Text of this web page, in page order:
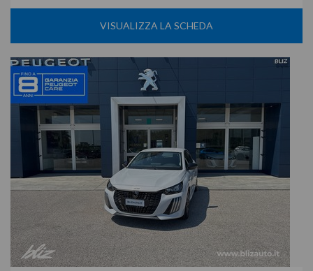
VISUALIZZA LA SCHEDA